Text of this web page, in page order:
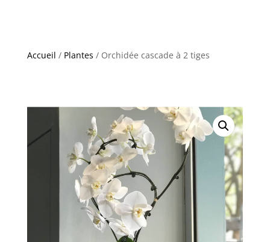
Accueil / Plantes / Orchidée cascade à 2 tiges